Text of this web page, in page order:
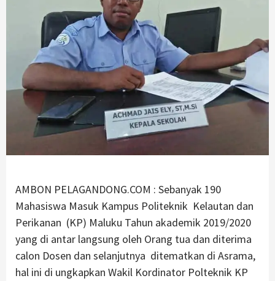
AMBON PELAGANDONG.COM : Sebanyak 190
Mahasiswa Masuk Kampus Politeknik Kelautan dan
Perikanan (KP) Maluku Tahun akademik 2019/2020
yang di antar langsung oleh Orang tua dan diterima
calon Dosen dan selanjutnya ditematkan di Asrama,
hal ini di ungkapkan Wakil Kordinator Polteknik KP